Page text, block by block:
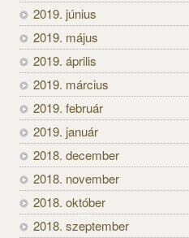
2019. június
2019. május
2019. április
2019. március
2019. február
2019. január
2018. december
2018. november
2018. október
2018. szeptember